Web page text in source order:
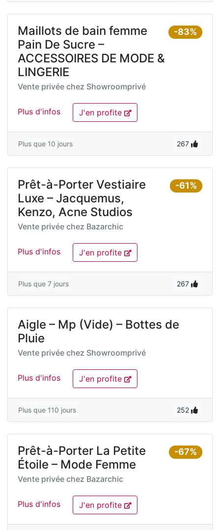
-83%
Maillots de bain femme
Pain De Sucre –
ACCESSOIRES DE MODE &
LINGERIE
Vente privée chez Showroomprivé
Plus d'infos J'en profite
Plus que 10 jours 267
-61%
Prêt-à-Porter Vestiaire
Luxe – Jacquemus,
Kenzo, Acne Studios
Vente privée chez Bazarchic
Plus d'infos J'en profite
Plus que 7 jours 267
Aigle – Mp (Vide) – Bottes de
Pluie
Vente privée chez Showroomprivé
Plus d'infos J'en profite
Plus que 110 jours 252
-67%
Prêt-à-Porter La Petite
Étoile – Mode Femme
Vente privée chez Bazarchic
Plus d'infos J'en profite